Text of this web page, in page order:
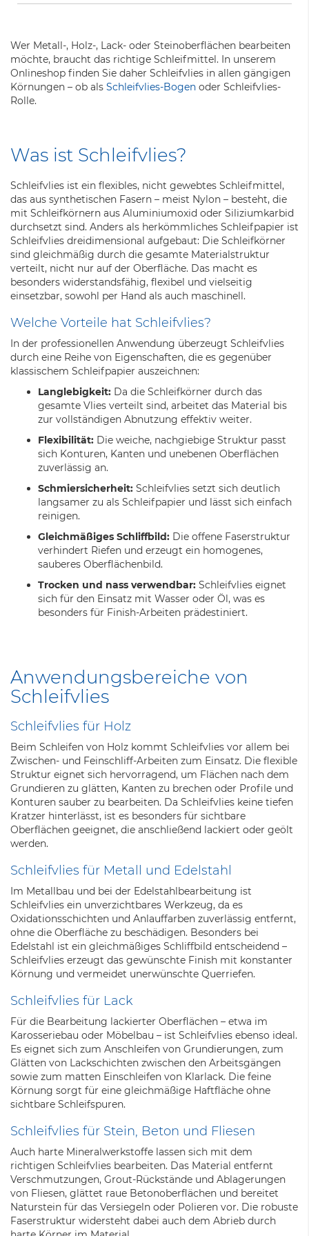
Wer Metall-, Holz-, Lack- oder Steinoberflächen bearbeiten
möchte, braucht das richtige Schleifmittel. In unserem
Onlineshop finden Sie daher Schleifvlies in allen gängigen
Körnungen – ob als Schleifvlies-Bogen oder Schleifvlies-
Rolle.
Was ist Schleifvlies?
Schleifvlies ist ein flexibles, nicht gewebtes Schleifmittel,
das aus synthetischen Fasern – meist Nylon – besteht, die
mit Schleifkörnern aus Aluminiumoxid oder Siliziumkarbid
durchsetzt sind. Anders als herkömmliches Schleifpapier ist
Schleifvlies dreidimensional aufgebaut: Die Schleifkörner
sind gleichmäßig durch die gesamte Materialstruktur
verteilt, nicht nur auf der Oberfläche. Das macht es
besonders widerstandsfähig, flexibel und vielseitig
einsetzbar, sowohl per Hand als auch maschinell.
Welche Vorteile hat Schleifvlies?
In der professionellen Anwendung überzeugt Schleifvlies
durch eine Reihe von Eigenschaften, die es gegenüber
klassischem Schleifpapier auszeichnen:
Langlebigkeit: Da die Schleifkörner durch das
gesamte Vlies verteilt sind, arbeitet das Material bis
zur vollständigen Abnutzung effektiv weiter.
Flexibilität: Die weiche, nachgiebige Struktur passt
sich Konturen, Kanten und unebenen Oberflächen
zuverlässig an.
Schmiersicherheit: Schleifvlies setzt sich deutlich
langsamer zu als Schleifpapier und lässt sich einfach
reinigen.
Gleichmäßiges Schliffbild: Die offene Faserstruktur
verhindert Riefen und erzeugt ein homogenes,
sauberes Oberflächenbild.
Trocken und nass verwendbar: Schleifvlies eignet
sich für den Einsatz mit Wasser oder Öl, was es
besonders für Finish-Arbeiten prädestiniert.
Anwendungsbereiche von
Schleifvlies
Schleifvlies für Holz
Beim Schleifen von Holz kommt Schleifvlies vor allem bei
Zwischen- und Feinschliff-Arbeiten zum Einsatz. Die flexible
Struktur eignet sich hervorragend, um Flächen nach dem
Grundieren zu glätten, Kanten zu brechen oder Profile und
Konturen sauber zu bearbeiten. Da Schleifvlies keine tiefen
Kratzer hinterlässt, ist es besonders für sichtbare
Oberflächen geeignet, die anschließend lackiert oder geölt
werden.
Schleifvlies für Metall und Edelstahl
Im Metallbau und bei der Edelstahlbearbeitung ist
Schleifvlies ein unverzichtbares Werkzeug, da es
Oxidationsschichten und Anlauffarben zuverlässig entfernt,
ohne die Oberfläche zu beschädigen. Besonders bei
Edelstahl ist ein gleichmäßiges Schliffbild entscheidend –
Schleifvlies erzeugt das gewünschte Finish mit konstanter
Körnung und vermeidet unerwünschte Querriefen.
Schleifvlies für Lack
Für die Bearbeitung lackierter Oberflächen – etwa im
Karosseriebau oder Möbelbau – ist Schleifvlies ebenso ideal.
Es eignet sich zum Anschleifen von Grundierungen, zum
Glätten von Lackschichten zwischen den Arbeitsgängen
sowie zum matten Einschleifen von Klarlack. Die feine
Körnung sorgt für eine gleichmäßige Haftfläche ohne
sichtbare Schleifspuren.
Schleifvlies für Stein, Beton und Fliesen
Auch harte Mineralwerkstoffe lassen sich mit dem
richtigen Schleifvlies bearbeiten. Das Material entfernt
Verschmutzungen, Grout-Rückstände und Ablagerungen
von Fliesen, glättet raue Betonoberflächen und bereitet
Naturstein für das Versiegeln oder Polieren vor. Die robuste
Faserstruktur widersteht dabei auch dem Abrieb durch